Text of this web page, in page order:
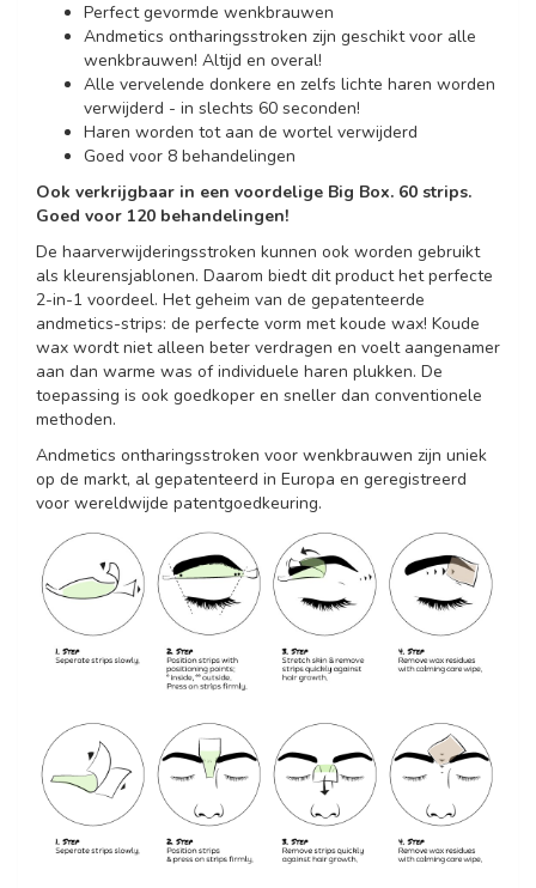
Perfect gevormde wenkbrauwen
Andmetics ontharingsstroken zijn geschikt voor alle
wenkbrauwen! Altijd en overal!
Alle vervelende donkere en zelfs lichte haren worden
verwijderd - in slechts 60 seconden!
Haren worden tot aan de wortel verwijderd
Goed voor 8 behandelingen
Ook verkrijgbaar in een voordelige Big Box. 60 strips.
Goed voor 120 behandelingen!
De haarverwijderingsstroken kunnen ook worden gebruikt
als kleurensjablonen. Daarom biedt dit product het perfecte
2-in-1 voordeel. Het geheim van de gepatenteerde
andmetics-strips: de perfecte vorm met koude wax! Koude
wax wordt niet alleen beter verdragen en voelt aangenamer
aan dan warme was of individuele haren plukken. De
toepassing is ook goedkoper en sneller dan conventionele
methoden.
Andmetics ontharingsstroken voor wenkbrauwen zijn uniek
op de markt, al gepatenteerd in Europa en geregistreerd
voor wereldwijde patentgoedkeuring.